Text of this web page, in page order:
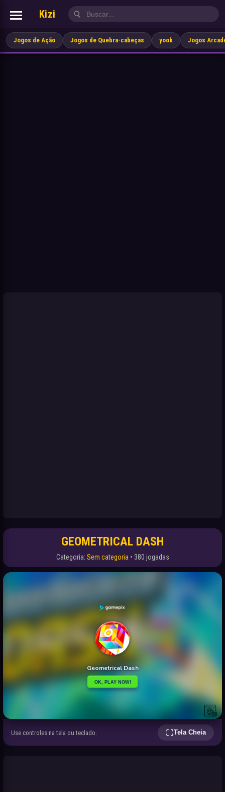
Kizi
Jogos de Ação Jogos de Quebra-cabeças yoob Jogos
GEOMETRICAL DASH
Categoria: Sem categoria • 380 jogadas
Use controles na tela ou teclado. Tela Cheia